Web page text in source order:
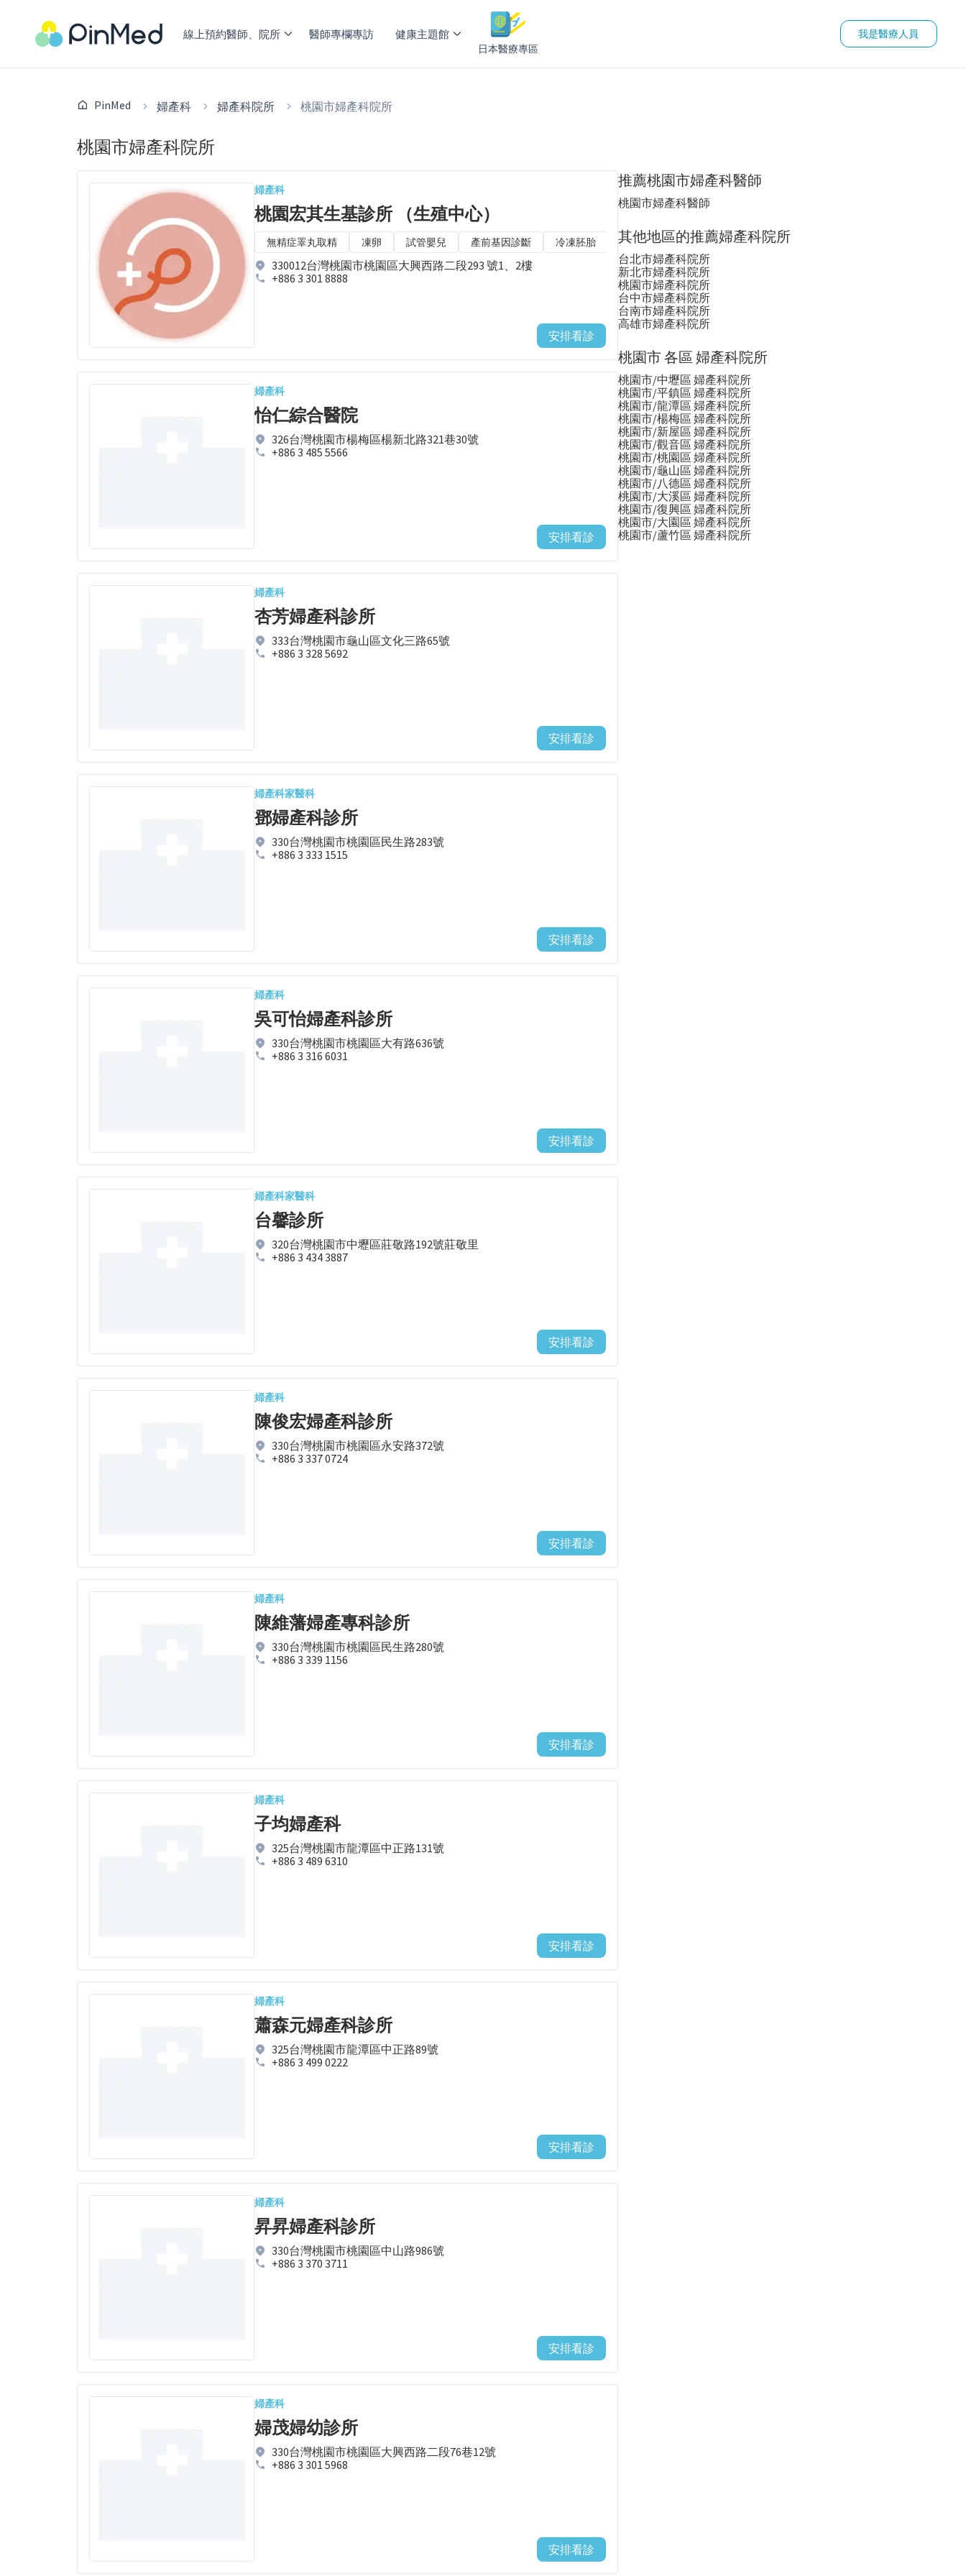
線上預約醫師、院所 醫師專欄專訪 健康主題館
日本醫療專區
我是醫療人員
PinMed 婦產科 婦產科院所 桃園市婦產科院所
桃園市婦產科院所
婦產科
桃園宏其生基診所 （生殖中心）
無精症睪丸取精 凍卵 試管嬰兒 產前基因診斷 冷凍胚胎 人工受孕 重複植入失敗診療
330012台灣桃園市桃園區大興西路二段293 號1、2樓
+886 3 301 8888
安排看診
婦產科
怡仁綜合醫院
326台灣桃園市楊梅區楊新北路321巷30號
+886 3 485 5566
安排看診
婦產科
杏芳婦產科診所
333台灣桃園市龜山區文化三路65號
+886 3 328 5692
安排看診
婦產科家醫科
鄧婦產科診所
330台灣桃園市桃園區民生路283號
+886 3 333 1515
安排看診
婦產科
吳可怡婦產科診所
330台灣桃園市桃園區大有路636號
+886 3 316 6031
安排看診
婦產科家醫科
台馨診所
320台灣桃園市中壢區莊敬路192號莊敬里
+886 3 434 3887
安排看診
婦產科
陳俊宏婦產科診所
330台灣桃園市桃園區永安路372號
+886 3 337 0724
安排看診
婦產科
陳維藩婦產專科診所
330台灣桃園市桃園區民生路280號
+886 3 339 1156
安排看診
婦產科
子均婦產科
325台灣桃園市龍潭區中正路131號
+886 3 489 6310
安排看診
婦產科
蕭森元婦產科診所
325台灣桃園市龍潭區中正路89號
+886 3 499 0222
安排看診
婦產科
昇昇婦產科診所
330台灣桃園市桃園區中山路986號
+886 3 370 3711
安排看診
婦產科
婦茂婦幼診所
330台灣桃園市桃園區大興西路二段76巷12號
+886 3 301 5968
安排看診
推薦桃園市婦產科醫師
桃園市婦產科醫師
其他地區的推薦婦產科院所
台北市婦產科院所
新北市婦產科院所
桃園市婦產科院所
台中市婦產科院所
台南市婦產科院所
高雄市婦產科院所
桃園市 各區 婦產科院所
桃園市/中壢區 婦產科院所
桃園市/平鎮區 婦產科院所
桃園市/龍潭區 婦產科院所
桃園市/楊梅區 婦產科院所
桃園市/新屋區 婦產科院所
桃園市/觀音區 婦產科院所
桃園市/桃園區 婦產科院所
桃園市/龜山區 婦產科院所
桃園市/八德區 婦產科院所
桃園市/大溪區 婦產科院所
桃園市/復興區 婦產科院所
桃園市/大園區 婦產科院所
桃園市/蘆竹區 婦產科院所